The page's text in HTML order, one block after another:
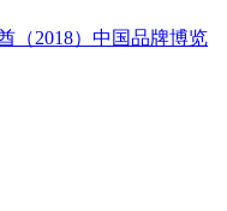
（2018）中国品牌博览